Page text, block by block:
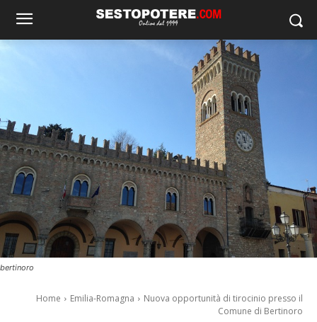
bertinoro
Home Emilia-Romagna
Nuova opportunità di tirocinio presso il
Comune di Bertinoro